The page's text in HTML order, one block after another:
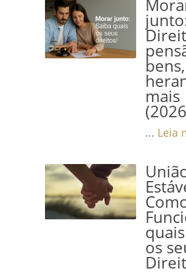
Audiências Virtuais,
e...Leia mais →
bens,
mais
... Leia
os